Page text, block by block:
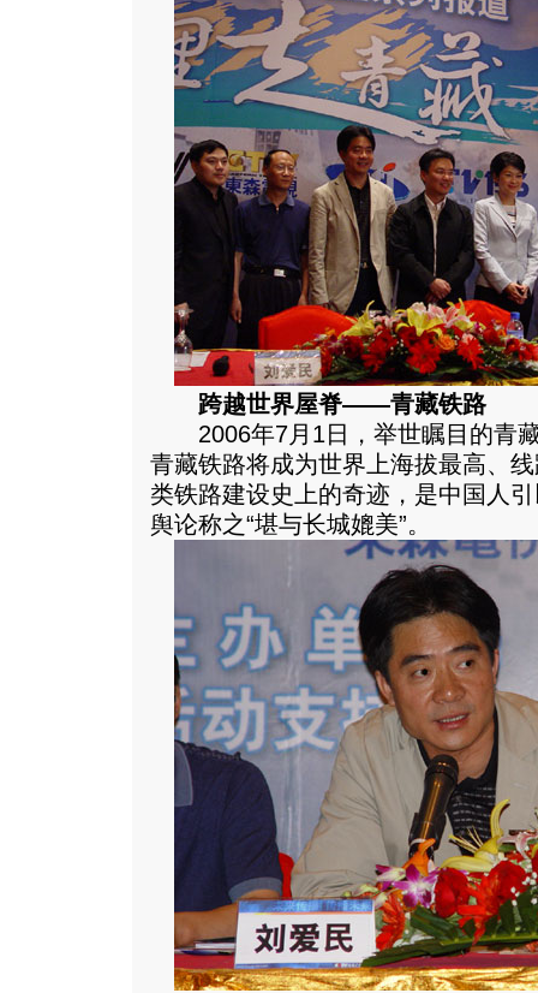
跨越世界屋脊——青藏铁路
2006年7月1日，举世瞩目的青藏
青藏铁路将成为世界上海拔最高、
类铁路建设史上的奇迹，是中国人
舆论称之“堪与长城媲美”。